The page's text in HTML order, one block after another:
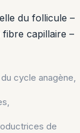
du follicule –
capillaire –
cycle anagène,
de